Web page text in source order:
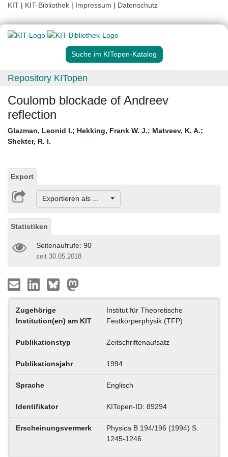
KIT | KIT-Bibliothek | Impressum | Datenschutz
Suche im KITopen-Katalog
Repository KITopen
Coulomb blockade of Andreev
reflection
Glazman, Leonid I.; Hekking, Frank W. J.; Matveev, K. A.;
Shekter, R. I.
Export
Exportieren als ...
Statistiken
Seitenaufrufe: 90
seit 30.05.2018
Zugehörige
Institution(en) am KIT
Institut für Theoretische
Festkörperphysik (TFP)
Publikationstyp Zeitschriftenaufsatz
Publikationsjahr 1994
Sprache Englisch
Identifikator KITopen-ID: 89294
Erscheinungsvermerk
Physica B 194/196 (1994) S.
1245-1246.